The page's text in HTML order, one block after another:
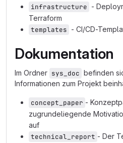
infrastructure -
Terraform
templates - CI/CD-
Dokumentation
Im Ordner sys_doc befinden
Informationen zum Projekt
concept_paper -
zugrundeliegende
auf
technical_report - Der